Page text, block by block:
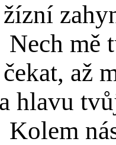
žízní
Nech mě
až
hlavu
Kolem